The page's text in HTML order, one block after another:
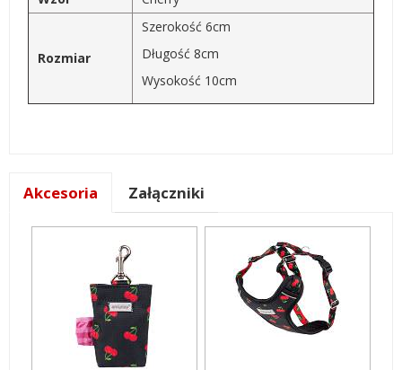
Rozmiar
Szerokość 6cm
Długość 8cm
Wysokość 10cm
Akcesoria Załączniki